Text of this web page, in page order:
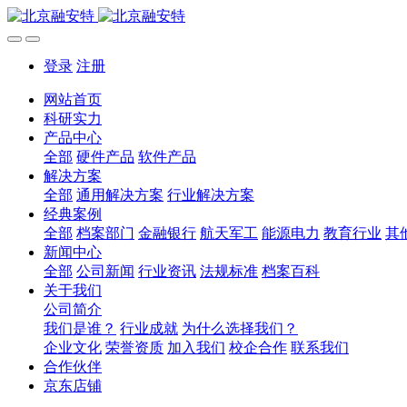
登录 注册
网站首页
科研实力
产品中心
全部 硬件产品 软件产品
解决方案
全部 通用解决方案 行业解决方案
经典案例
全部 档案部门 金融银行 航天军工 能源电力 教育行业 其
新闻中心
全部 公司新闻 行业资讯 法规标准 档案百科
关于我们
公司简介
我们是谁？ 行业成就 为什么选择我们？
企业文化 荣誉资质 加入我们 校企合作 联系我们
合作伙伴
京东店铺